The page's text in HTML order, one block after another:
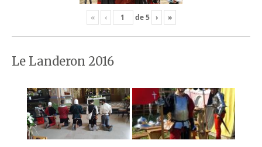
« ‹ de5 › »
Le Landeron 2016